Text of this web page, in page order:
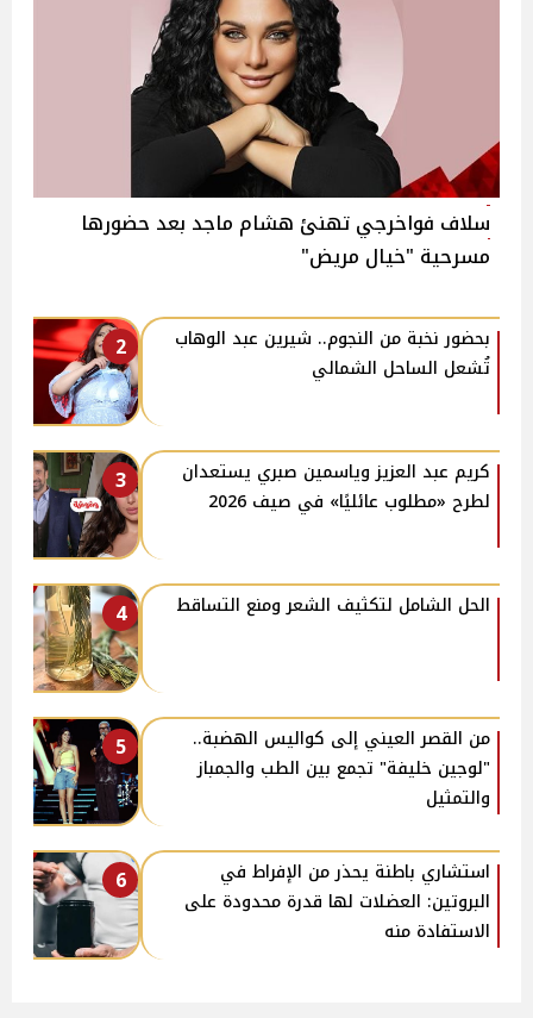
سلاف فواخرجي تهنئ هشام ماجد بعد حضورها
مسرحية "خيال مريض"
2
بحضور نخبة من النجوم.. شيرين عبد الوهاب
تُشعل الساحل الشمالي
3
كريم عبد العزيز وياسمين صبري يستعدان
لطرح «مطلوب عائليًا» في صيف 2026
4 الحل الشامل لتكثيف الشعر ومنع التساقط
5
من القصر العيني إلى كواليس الهضبة..
"لوجين خليفة" تجمع بين الطب والجمباز
والتمثيل
6
استشاري باطنة يحذر من الإفراط في
البروتين: العضلات لها قدرة محدودة على
الاستفادة منه